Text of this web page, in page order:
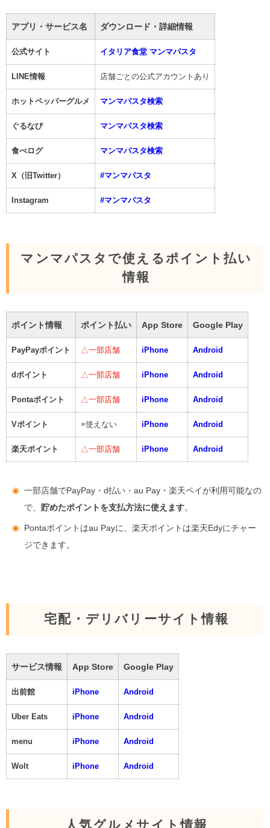
アプリ・サービス名 ダウンロード・詳細情報
公式サイト イタリア食堂 マンマパスタ
LINE情報 店舗ごとの公式アカウントあり
ホットペッパーグルメ マンマパスタ検索
ぐるなび マンマパスタ検索
食べログ マンマパスタ検索
X（旧Twitter） #マンマパスタ
Instagram #マンマパスタ
マンマパスタで使えるポイント払い
情報
ポイント情報 ポイント払い App Store Google Play
PayPayポイント △一部店舗 iPhone Android
dポイント △一部店舗 iPhone Android
Pontaポイント △一部店舗 iPhone Android
Vポイント ×使えない iPhone Android
楽天ポイント △一部店舗 iPhone Android
一部店舗でPayPay・d払い・au Pay・楽天ペイが利用可能なの
で、 貯めたポイントを支払方法に使えます。
Pontaポイントはau Payに、楽天ポイントは楽天Edyにチャー
ジできます。
宅配・デリバリーサイト情報
サービス情報 App Store Google Play
出前館 iPhone Android
Uber Eats iPhone Android
menu iPhone Android
Wolt iPhone Android
人気グルメサイト情報